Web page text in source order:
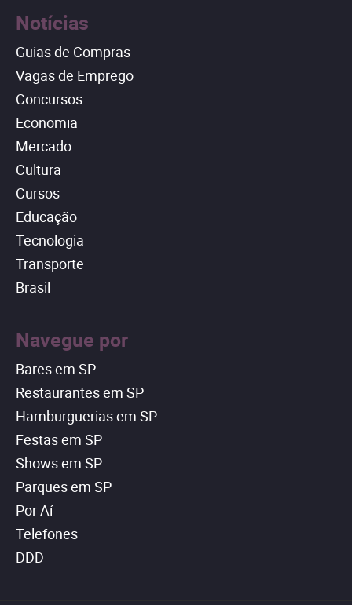
Notícias
Guias de Compras
Vagas de Emprego
Concursos
Economia
Mercado
Cultura
Cursos
Educação
Tecnologia
Transporte
Brasil
Navegue por
Bares em SP
Restaurantes em SP
Hamburguerias em SP
Festas em SP
Shows em SP
Parques em SP
Por Aí
Telefones
DDD